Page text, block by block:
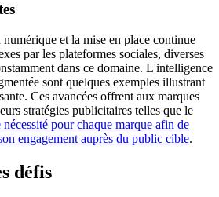
et la mise en place continue
par les plateformes sociales, diverses
dans ce domaine. L'intelligence
sont quelques exemples illustrant
Ces avancées offrent aux marques
stratégies publicitaires telles que le
pour chaque marque afin de
engagement auprès du public cible.
défis